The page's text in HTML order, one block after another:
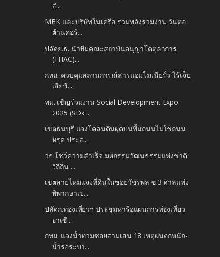
ส่...
MBK และบริษัทในเครือ รวมพลังร่วมงาน วันต่อ
ต้านคอร์...
ปลัดย.ธ. นำ​ทีมคณะ​สถาบัน​อนุญาโต​ตุลาการ​
(THAC)...
กทม. ควบคุมสถานการณ์สารแอมโมเนียรั่ว ไร้เจ็บ
เสียชี...
พม. เชิญร่วมงาน Social Development Expo
2025 (SDx ...
เขตธนบุรี แจงโคลนดินผุดบนพื้นถนนไม่ใช่ถนน
ทรุด ประส...
วธ.โชว์ความสำเร็จ มหกรรมวัฒนธรรมแห่งชาติ
วิถีถิ่น ...
เขตสายไหมแจงที่ดินในซอยวัชรพล ซ.3 ศาลแพ่ง
พิพากษาเป...
ปลัดก.ท่องเที่ยวฯ ประชุมหารือแผนการท่องเที่ยว
อาเซี...
กทม. แจงน้ำท่วมซอยสามเสน 18 เหตุฝนตกหนัก-
น้ำรอระบา...